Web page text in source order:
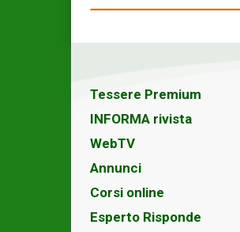
Tessere Premium
INFORMA rivista
WebTV
Annunci
Corsi online
Esperto Risponde